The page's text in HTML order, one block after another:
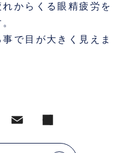
からくる眼精疲労を
で目が大きく見えま